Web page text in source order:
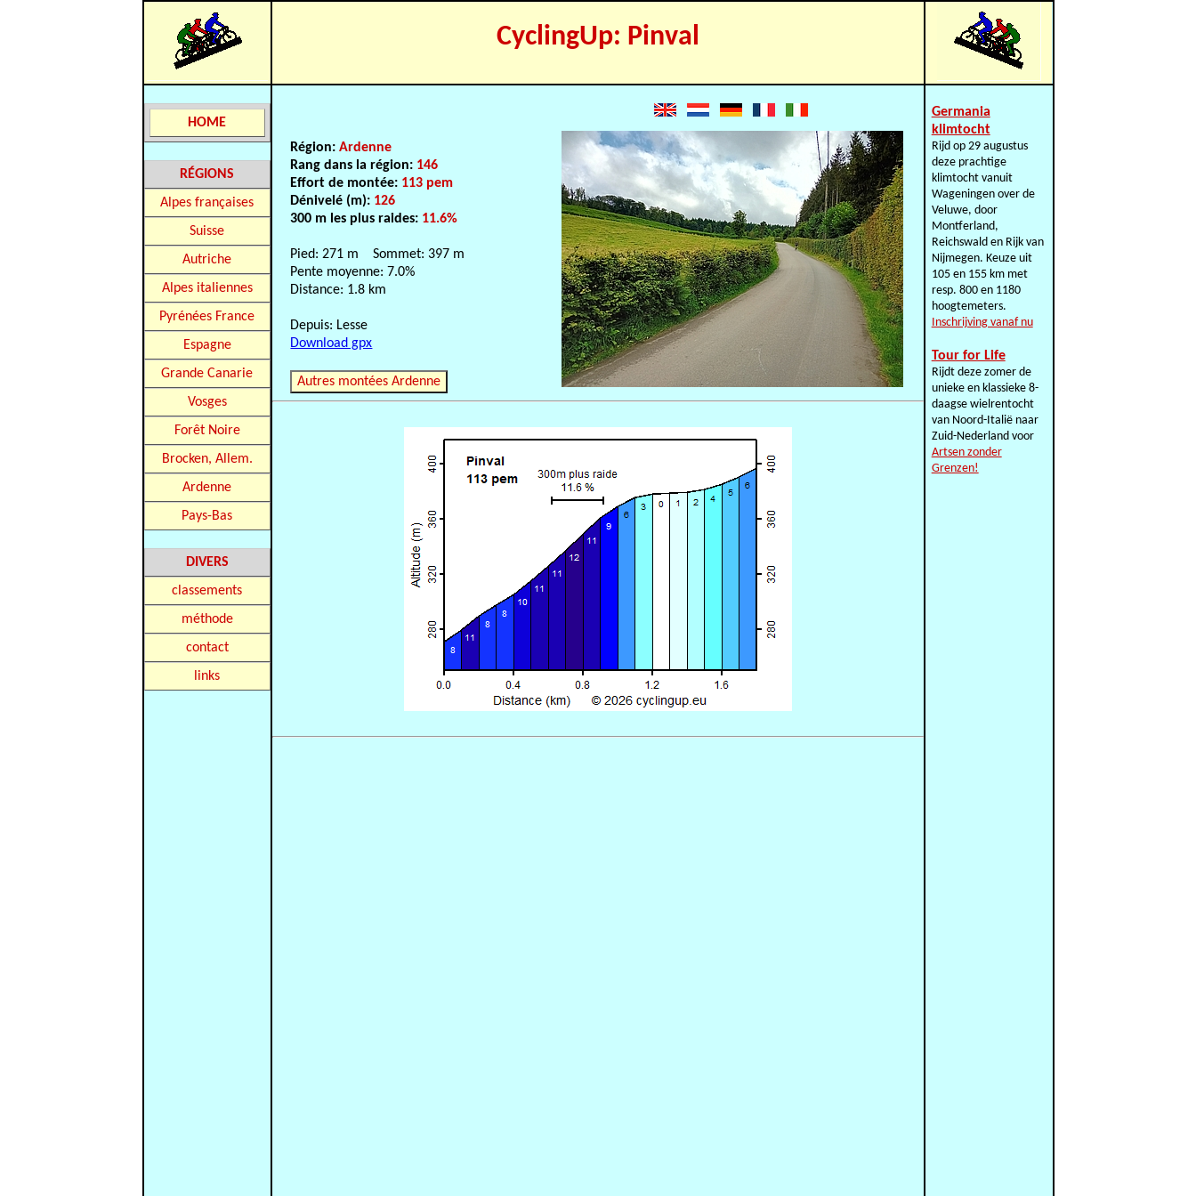
CyclingUp: Pinval
HOME
RÉGIONS
Alpes françaises
Suisse
Autriche
Alpes italiennes
Pyrénées France
Espagne
Grande Canarie
Vosges
Forêt Noire
Brocken, Allem.
Ardenne
Pays-Bas
DIVERS
classements
méthode
contact
links
Région:Ardenne
Rang dans la région: 146
Effort de montée: 113 pem
Dénivelé (m): 126
300 m les plus raides: 11.6%
Pied: 271 m Sommet: 397 m
Pente moyenne: 7.0%
Distance: 1.8 km
Depuis: Lesse
Download gpx
Autres montées Ardenne
Germania
klimtocht
Rijd op 29 augustus
deze prachtige
klimtocht vanuit
Wageningen over de
Veluwe, door
Montferland,
Reichswald en Rijk van
Nijmegen. Keuze uit
105 en 155 km met
resp. 800 en 1180
hoogtemeters.
Inschrijving vanaf nu
Tour for Life
Rijdt deze zomer de
unieke en klassieke 8-
daagse wielrentocht
van Noord-Italië naar
Zuid-Nederland voor
Artsen zonder
Grenzen!